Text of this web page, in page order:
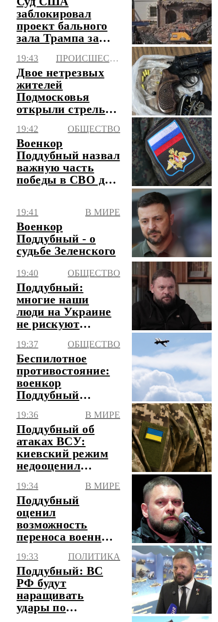
заблокировал
проект бального
зала Трампа за
19:43 ПРОИСШЕСТВИЯ
Двое нетрезвых
жителей
Подмосковья
открыли стрельбу
поселке
Дрожжино
19:42 ОБЩЕСТВО
Военкор
Поддубный назвал
важную часть
победы в СВО для
19:41 В МИРЕ
Военкор
Поддубный - о
судьбе Зеленского
19:40 ОБЩЕСТВО
Поддубный:
многие наши
люди на Украине
не рискуют
19:37 ОБЩЕСТВО
Беспилотное
противостояние:
военкор
Поддубный
зависит исход
СВО
19:36 В МИРЕ
Поддубный об
атаках ВСУ:
киевский режим
недооценил
19:34 В МИРЕ
Поддубный
оценил
возможность
переноса военных
Украины в
страны НАТО
19:33 ПОЛИТИКА
Поддубный: ВС
РФ будут
наращивать
удары по